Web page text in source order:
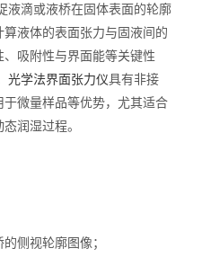
滴或液桥在固体表面的轮廓
液体的表面张力与固液间的
吸附性与界面能等关键性
光学法界面张力仪具有非接
微量样品等优势，尤其适合
润湿过程。
侧视轮廓图像；